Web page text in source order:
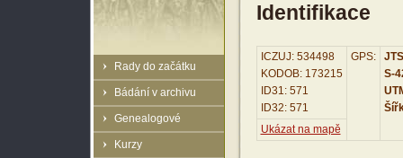
Rady do začátku
Bádání v archivu
Genealogové
Kurzy
Identifikace
ICZUJ: 534498
KODOB: 173215
ID31: 571
ID32: 571
GPS:
S-
Ukázat na mapě